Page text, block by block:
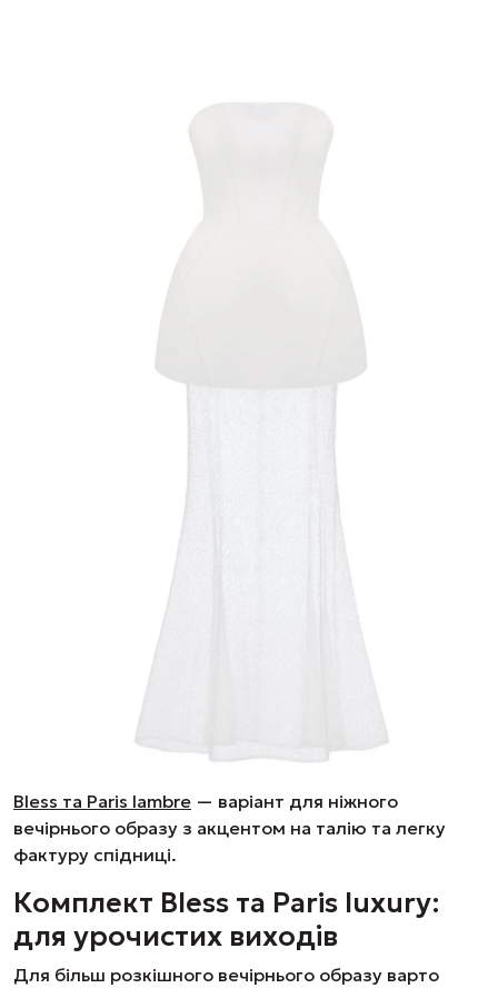
Bless та Paris lambre — варіант для ніжного
вечірнього образу з акцентом на талію та легку
фактуру спідниці.
Комплект Bless та Paris luxury:
для урочистих виходів
Для більш розкішного вечірнього образу варто